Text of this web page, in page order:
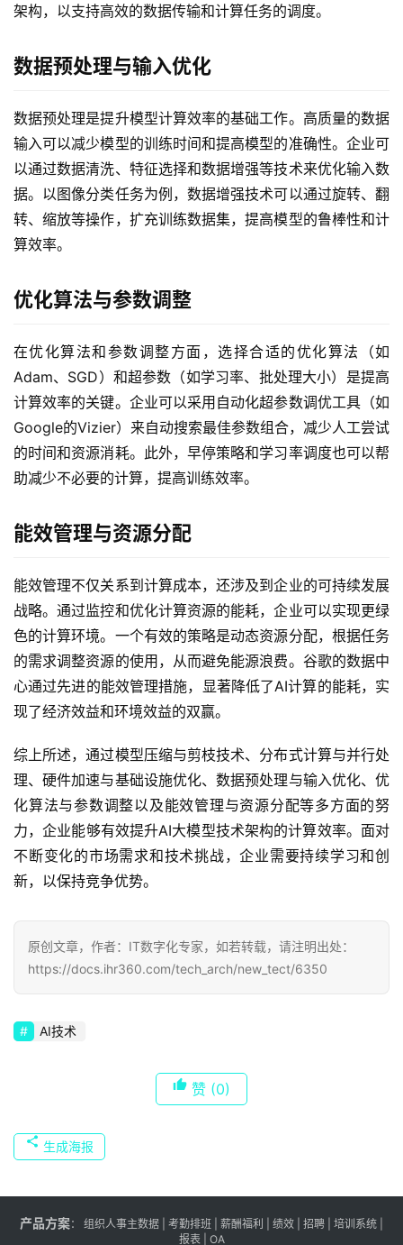
架构，以支持高效的数据传输和计算任务的调度。
数据预处理与输入优化
数据预处理是提升模型计算效率的基础工作。高质量的数据
输入可以减少模型的训练时间和提高模型的准确性。企业可
以通过数据清洗、特征选择和数据增强等技术来优化输入数
据。以图像分类任务为例，数据增强技术可以通过旋转、翻
转、缩放等操作，扩充训练数据集，提高模型的鲁棒性和计
算效率。
优化算法与参数调整
在优化算法和参数调整方面，选择合适的优化算法（如
Adam、SGD）和超参数（如学习率、批处理大小）是提高
计算效率的关键。企业可以采用自动化超参数调优工具（如
Google的Vizier）来自动搜索最佳参数组合，减少人工尝试
的时间和资源消耗。此外，早停策略和学习率调度也可以帮
助减少不必要的计算，提高训练效率。
能效管理与资源分配
能效管理不仅关系到计算成本，还涉及到企业的可持续发展
战略。通过监控和优化计算资源的能耗，企业可以实现更绿
色的计算环境。一个有效的策略是动态资源分配，根据任务
的需求调整资源的使用，从而避免能源浪费。谷歌的数据中
心通过先进的能效管理措施，显著降低了AI计算的能耗，实
现了经济效益和环境效益的双赢。
综上所述，通过模型压缩与剪枝技术、分布式计算与并行处
理、硬件加速与基础设施优化、数据预处理与输入优化、优
化算法与参数调整以及能效管理与资源分配等多方面的努
力，企业能够有效提升AI大模型技术架构的计算效率。面对
不断变化的市场需求和技术挑战，企业需要持续学习和创
新，以保持竞争优势。
原创文章，作者：IT数字化专家，如若转载，请注明出处：
https://docs.ihr360.com/tech_arch/new_tect/6350
AI技术
赞 (0)
生成海报
产品方案： 组织人事主数据 考勤排班 薪酬福利 绩效 招聘 | 培训系统 |
报表
| OA